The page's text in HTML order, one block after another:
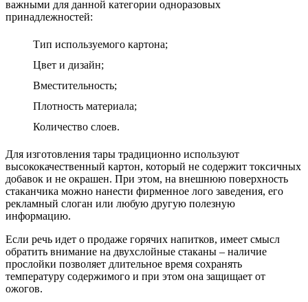
важными для данной категории одноразовых
принадлежностей:
Тип используемого картона;
Цвет и дизайн;
Вместительность;
Плотность материала;
Количество слоев.
Для изготовления тары традиционно используют
высококачественный картон, который не содержит токсичных
добавок и не окрашен. При этом, на внешнюю поверхность
стаканчика можно нанести фирменное лого заведения, его
рекламный слоган или любую другую полезную
информацию.
Если речь идет о продаже горячих напитков, имеет смысл
обратить внимание на двухслойные стаканы – наличие
прослойки позволяет длительное время сохранять
температуру содержимого и при этом она защищает от
ожогов.